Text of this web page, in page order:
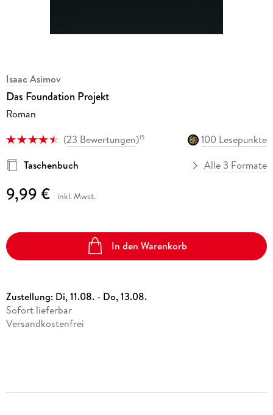
Isaac Asimov
Das Foundation Projekt
Roman
(23 Bewertungen)15
100 Lesepunkte
Taschenbuch
Alle 3 Formate
9,99 € inkl. Mwst.
In den Warenkorb
Zustellung: Di, 11.08. - Do, 13.08.
Sofort lieferbar
Versandkostenfrei